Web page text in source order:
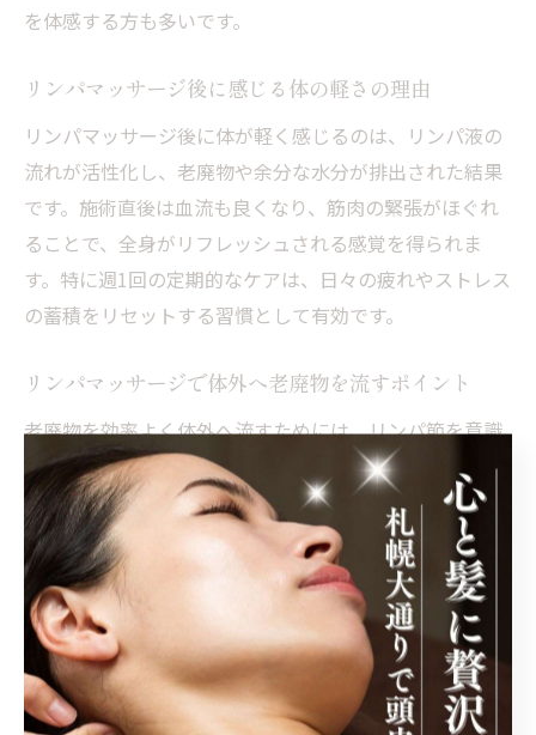
を体感する方も多いです。
リンパマッサージ後に感じる体の軽さの理由
リンパマッサージ後に体が軽く感じるのは、リンパ液の
流れが活性化し、老廃物や余分な水分が排出された結果
です。施術直後は血流も良くなり、筋肉の緊張がほぐれ
ることで、全身がリフレッシュされる感覚を得られま
す。特に週1回の定期的なケアは、日々の疲れやストレス
の蓄積をリセットする習慣として有効です。
リンパマッサージで体外へ老廃物を流すポイント
老廃物を効率よく体外へ流すためには、リンパ節を意識
した施術が不可欠です。首、脇の下、鼠径部など主要な
リンパ節へのアプローチを重点的に行い、流れを妨げる
滞りを解消します。さらに、施術後は十分な水分補給を
心掛けることで、老廃物の排出をサポートします。これ
らのポイントを押さえることで、リンパマッサージの効
果を最大限に引き出せます。
セルフケアとエステで老廃物対策を強化する方法